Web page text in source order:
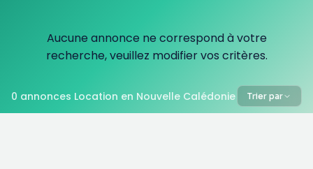
Aucune annonce ne correspond à votre
recherche, veuillez modifier vos critères.
0 annonces Location en Nouvelle Calédonie Trier par